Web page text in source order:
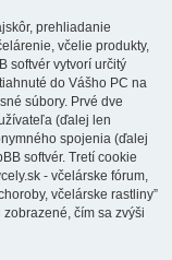
prehliadanie
včelie produkty,
softvér vytvorí určitý
do Vášho PC na
súbory. Prvé dve
(ďalej len
spojenia (ďalej
softvér. Tretí cookie
- včelárske fórum,
včelárske rastliny”
čím sa zvýši